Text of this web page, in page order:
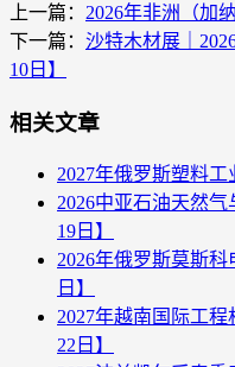
上一篇： 2026年非洲（加
下一篇： 沙特木材展｜
10日】
相关文章
2027年俄罗斯塑料工
2026中亚石油天然
19日】
2026年俄罗斯莫斯
日】
2027年越南国际工
22日】